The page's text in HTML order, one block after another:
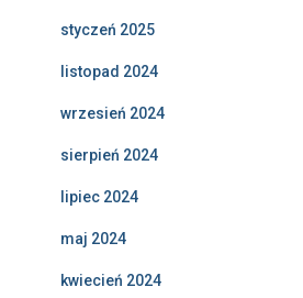
styczeń 2025
listopad 2024
wrzesień 2024
sierpień 2024
lipiec 2024
maj 2024
kwiecień 2024